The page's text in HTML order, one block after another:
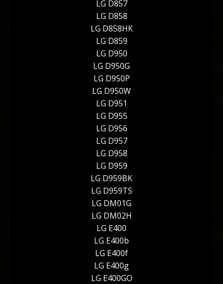
LG D857
LG D858
LG D858HK
LG D859
LG D950
LG D950G
LG D950P
LG D950W
LG D951
LG D955
LG D956
LG D957
LG D958
LG D959
LG D959BK
LG D959TS
LG DM01G
LG DM02H
LG E400
LG E400b
LG E400f
LG E400g
LG E400GO